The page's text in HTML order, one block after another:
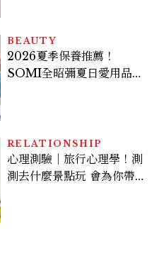
BEAUTY
2026夏季保養推薦！
SOMI全昭彌夏日愛用品公
RELATIONSHIP
心理測驗｜旅行心理學！測
測去什麼景點玩 會為你帶來